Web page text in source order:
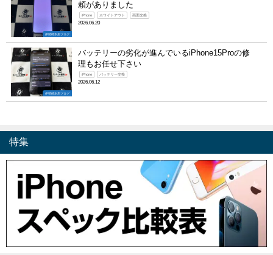
伊勢崎本店ブログ
頼がありました
iPhone ホワイトアウト 画面交換
2026.06.20
伊勢崎本店ブログ
バッテリーの劣化が進んでいるiPhone15Proの修
理もお任せ下さい
iPhone バッテリー交換
2026.06.12
特集